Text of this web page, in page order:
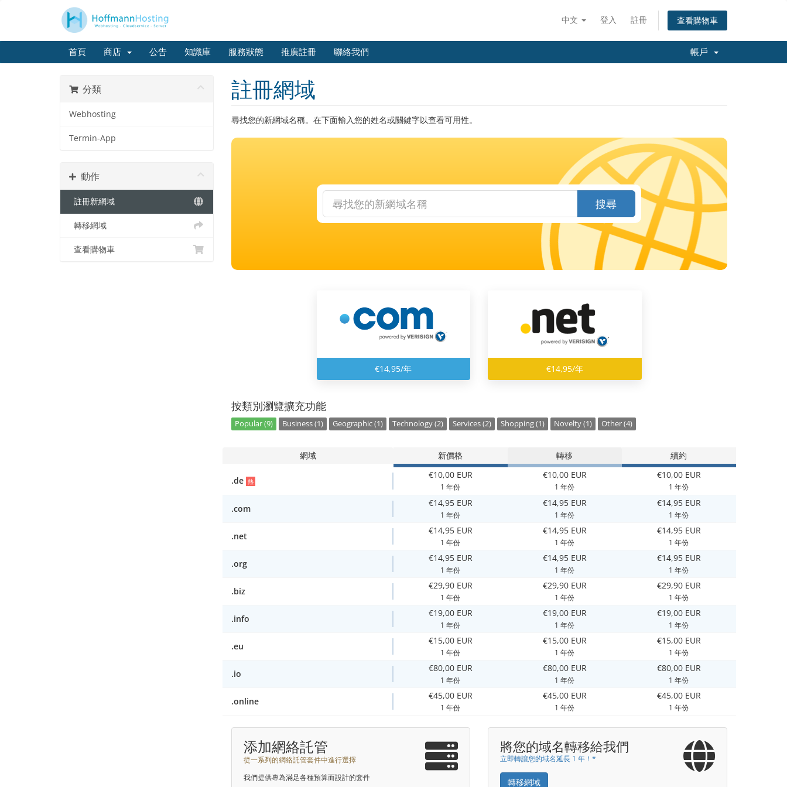
中文 登入 註冊 查看購物車
首頁 商店 公告 知識庫 服務狀態 推廣註冊 聯絡我們 帳戶
分類
Webhosting
Termin-App
動作
註冊新網域
轉移網域
查看購物車
註冊網域
尋找您的新網域名稱。在下面輸入您的姓名或關鍵字以查看可用性。
搜尋
€14,95/年 €14,95/年
按類別瀏覽擴充功能
Popular (9) Business (1) Geographic (1) Technology (2) Services (2) Shopping (1) Novelty (1) Other (4)
網域 新價格 轉移 續約
.de 熱
€10,00 EUR
1 年份
€10,00 EUR
1 年份
€10,00 EUR
1 年份
.com
€14,95 EUR
1 年份
€14,95 EUR
1 年份
€14,95 EUR
1 年份
.net
€14,95 EUR
1 年份
€14,95 EUR
1 年份
€14,95 EUR
1 年份
.org
€14,95 EUR
1 年份
€14,95 EUR
1 年份
€14,95 EUR
1 年份
.biz
€29,90 EUR
1 年份
€29,90 EUR
1 年份
€29,90 EUR
1 年份
.info
€19,00 EUR
1 年份
€19,00 EUR
1 年份
€19,00 EUR
1 年份
.eu
€15,00 EUR
1 年份
€15,00 EUR
1 年份
€15,00 EUR
1 年份
.io
€80,00 EUR
1 年份
€80,00 EUR
1 年份
€80,00 EUR
1 年份
.online
€45,00 EUR
1 年份
€45,00 EUR
1 年份
€45,00 EUR
1 年份
添加網絡託管
從一系列的網絡託管套件中進行選擇
我們提供專為滿足各種預算而設計的套件
將您的域名轉移給我們
立即轉讓您的域名延長 1 年！*
轉移網域